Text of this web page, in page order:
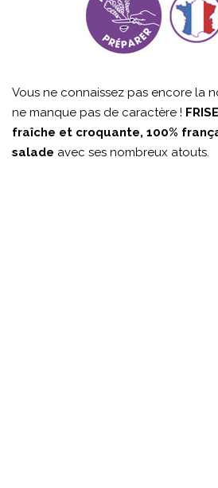
Vous ne connaissez pas encore la
ne manque pas de caractère !
fraîche et croquante, 100%
salade avec ses nombreux atouts.